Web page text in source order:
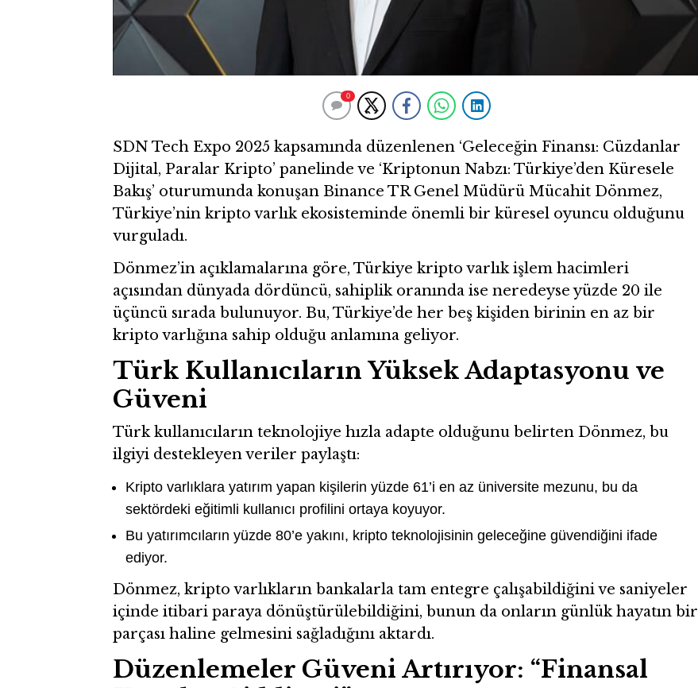
0
SDN Tech Expo 2025 kapsamında düzenlenen ‘Geleceğin Finansı: Cüzdanlar
Dijital, Paralar Kripto’ panelinde ve ‘Kriptonun Nabzı: Türkiye’den Küresele
Bakış’ oturumunda konuşan Binance TR Genel Müdürü Mücahit Dönmez,
Türkiye’nin kripto varlık ekosisteminde önemli bir küresel oyuncu olduğunu
vurguladı.
Dönmez’in açıklamalarına göre, Türkiye kripto varlık işlem hacimleri
açısından dünyada dördüncü, sahiplik oranında ise neredeyse yüzde 20 ile
üçüncü sırada bulunuyor. Bu, Türkiye’de her beş kişiden birinin en az bir
kripto varlığına sahip olduğu anlamına geliyor.
Türk Kullanıcıların Yüksek Adaptasyonu ve
Güveni
Türk kullanıcıların teknolojiye hızla adapte olduğunu belirten Dönmez, bu
ilgiyi destekleyen veriler paylaştı:
Kripto varlıklara yatırım yapan kişilerin yüzde 61’i en az üniversite mezunu, bu da
sektördeki eğitimli kullanıcı profilini ortaya koyuyor.
Bu yatırımcıların yüzde 80’e yakını, kripto teknolojisinin geleceğine güvendiğini ifade
ediyor.
Dönmez, kripto varlıkların bankalarla tam entegre çalışabildiğini ve saniyeler
içinde itibari paraya dönüştürülebildiğini, bunun da onların günlük hayatın bir
parçası haline gelmesini sağladığını aktardı.
Düzenlemeler Güveni Artırıyor: “Finansal